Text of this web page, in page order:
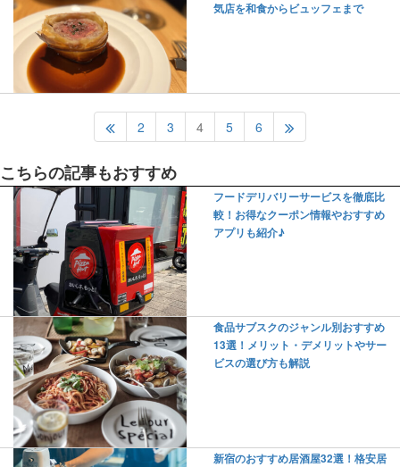
気店を和食からビュッフェまで
2 3 4 5 6
こちらの記事もおすすめ
フードデリバリーサービスを徹底比
較！お得なクーポン情報やおすすめ
アプリも紹介♪
食品サブスクのジャンル別おすすめ
13選！メリット・デメリットやサー
ビスの選び方も解説
新宿のおすすめ居酒屋32選！格安居